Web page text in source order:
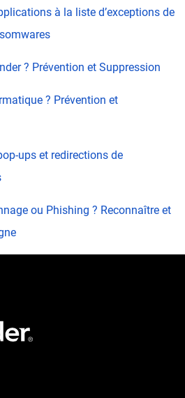
à la liste d’exceptions de
? Prévention et Suppression
? Prévention et
ups et redirections de
ou Phishing ? Reconnaître et